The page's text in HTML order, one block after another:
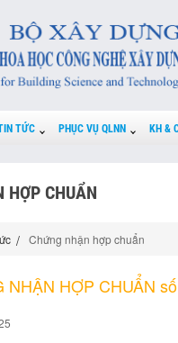
TỨC PHỤC VỤ QLNN KH &
HỢP CHUẨN
Chứng nhận hợp chuẩn
NHẬN HỢP CHUẨN